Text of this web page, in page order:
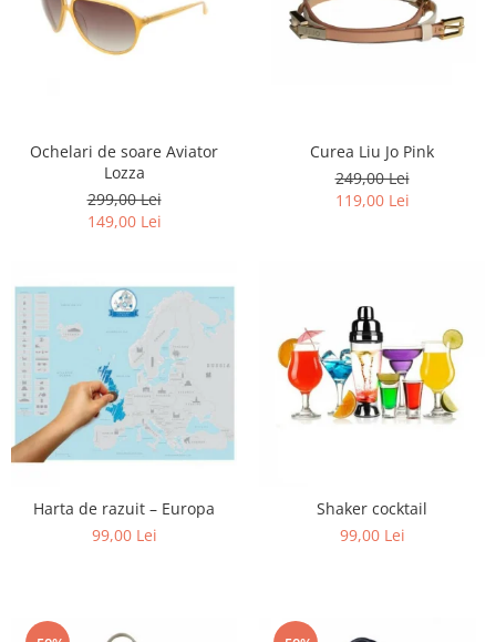
Ochelari de soare Aviator
Lozza
299,00 Lei
149,00 Lei
Curea Liu Jo Pink
249,00 Lei
119,00 Lei
Harta de razuit – Europa
99,00 Lei
Shaker cocktail
99,00 Lei